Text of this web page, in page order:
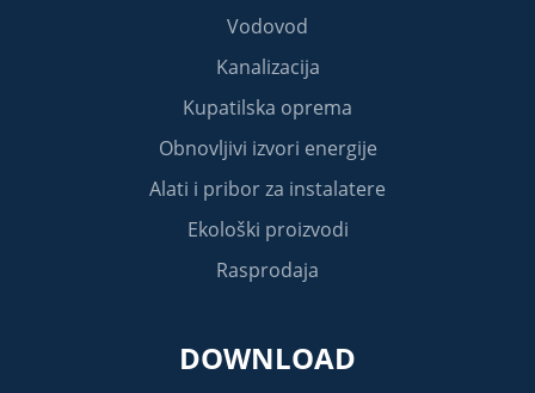
Vodovod
Kanalizacija
Kupatilska oprema
Obnovljivi izvori energije
Alati i pribor za instalatere
Ekološki proizvodi
Rasprodaja
DOWNLOAD